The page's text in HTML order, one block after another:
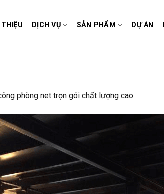
THIỆU DỊCH VỤ SẢN PHẨM DỰ ÁN
phòng net trọn gói chất lượng cao